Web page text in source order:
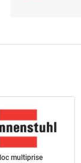
multiprise